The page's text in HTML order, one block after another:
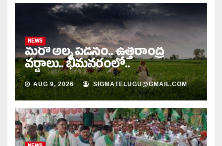
NEWS
మరో అల్ప పీడనం.. ఉత్తరాంద్ర
వర్షాలు.. భీమవరంలో..
AUG 9, 2026 SIGMATELUGU@GMAIL.COM